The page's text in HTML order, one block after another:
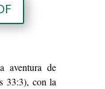
aventura de
33:3), con la